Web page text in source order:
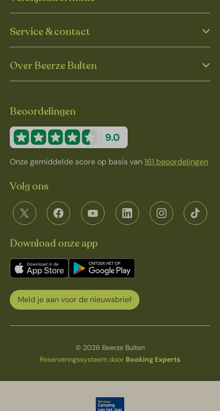
Service & contact
Over Beerze Bulten
Beoordelingen
9.0
Onze gemiddelde score op basis van161 beoordelingen
Volg ons
Download onze app
Meld je aan voor de nieuwsbrief
© 2026 Beerze Bulten
Reserveringssysteem door Booking Experts